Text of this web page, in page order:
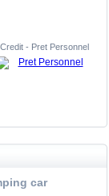
Credit - Pret Personnel
car